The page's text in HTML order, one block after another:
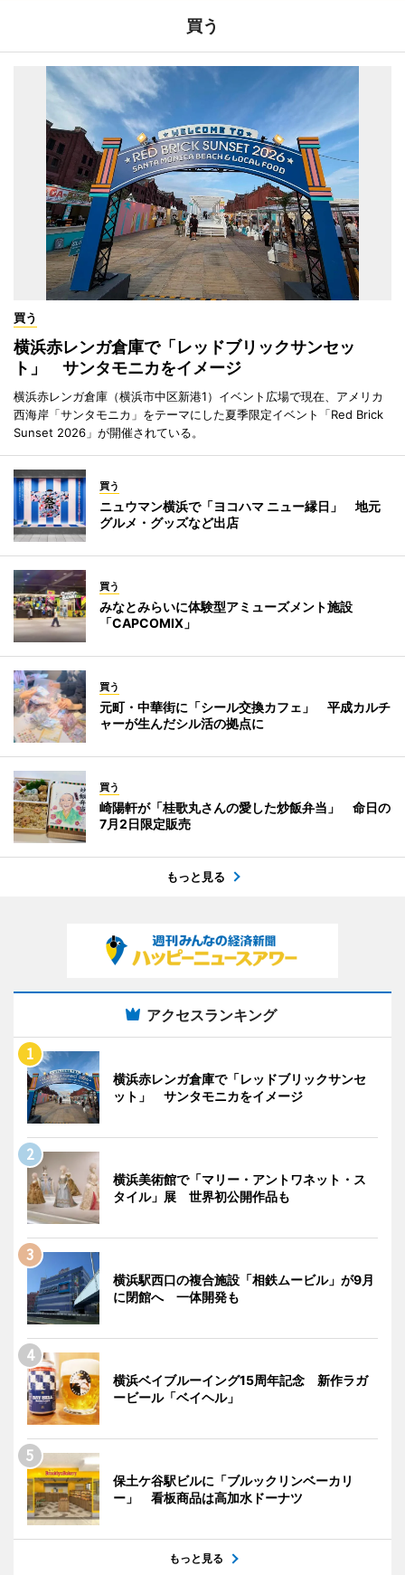
買う
買う
横浜赤レンガ倉庫で「レッドブリックサンセッ
ト」 サンタモニカをイメージ
横浜赤レンガ倉庫（横浜市中区新港1）イベント広場で現在、アメリカ
西海岸「サンタモニカ」をテーマにした夏季限定イベント「Red Brick
Sunset 2026」が開催されている。
買う
ニュウマン横浜で「ヨコハマ ニュー縁日」 地元
グルメ・グッズなど出店
買う
みなとみらいに体験型アミューズメント施設
「CAPCOMIX」
買う
元町・中華街に「シール交換カフェ」 平成カルチ
ャーが生んだシル活の拠点に
買う
崎陽軒が「桂歌丸さんの愛した炒飯弁当」 命日の
7月2日限定販売
もっと見る
アクセスランキング
横浜赤レンガ倉庫で「レッドブリックサンセ
ット」 サンタモニカをイメージ
横浜美術館で「マリー・アントワネット・ス
タイル」展 世界初公開作品も
横浜駅西口の複合施設「相鉄ムービル」が9月
に閉館へ 一体開発も
横浜ベイブルーイング15周年記念 新作ラガ
ービール「ベイヘル」
保土ケ谷駅ビルに「ブルックリンベーカリ
ー」 看板商品は高加水ドーナツ
もっと見る